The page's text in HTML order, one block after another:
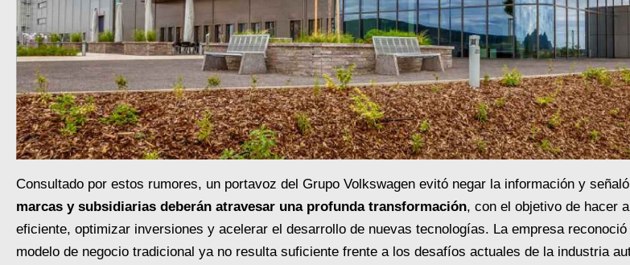
Consultado por estos rumores, un portavoz del Grupo Volkswagen evitó negar la información y
marcas y subsidiarias deberán atravesar una profunda transformación, con el objetivo de hacer
eficiente, optimizar inversiones y acelerar el desarrollo de nuevas tecnologías. La empresa
modelo de negocio tradicional ya no resulta suficiente frente a los desafíos actuales de la industria